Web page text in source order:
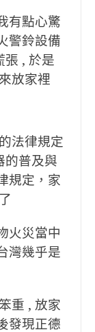
有點心驚
警鈴設備
張 , 於是
來放家裡
法律規定
的普及與
規定，家
火災當中
灣幾乎是
重 , 放家
發現正德